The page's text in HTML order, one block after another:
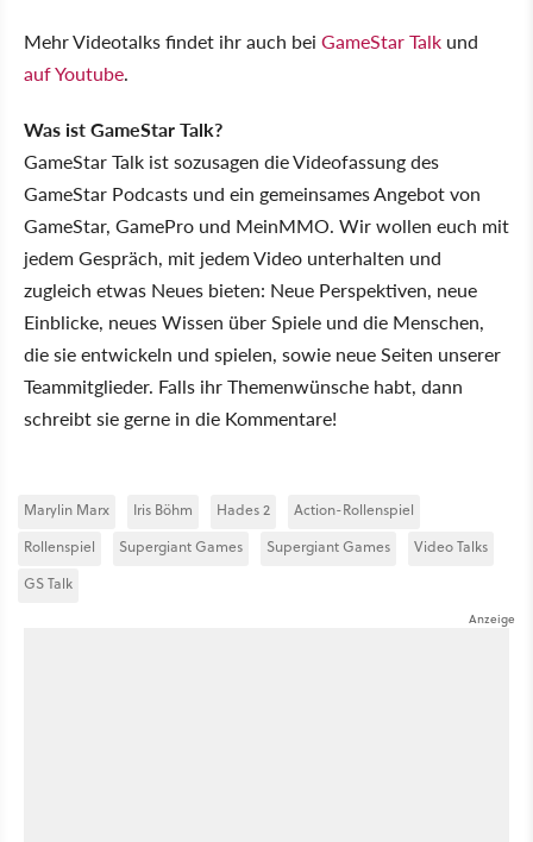
Mehr Videotalks findet ihr auch bei GameStar Talk und
auf Youtube.
Was ist GameStar Talk?
GameStar Talk ist sozusagen die Videofassung des
GameStar Podcasts und ein gemeinsames Angebot von
GameStar, GamePro und MeinMMO. Wir wollen euch mit
jedem Gespräch, mit jedem Video unterhalten und
zugleich etwas Neues bieten: Neue Perspektiven, neue
Einblicke, neues Wissen über Spiele und die Menschen,
die sie entwickeln und spielen, sowie neue Seiten unserer
Teammitglieder. Falls ihr Themenwünsche habt, dann
schreibt sie gerne in die Kommentare!
Marylin Marx Iris Böhm Hades 2
Action-Rollenspiel
Rollenspiel
Supergiant Games Supergiant Games
Video Talks
GS Talk